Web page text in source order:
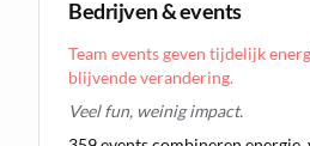
Bedrijven & events
Team events geven tijdelijk
blijvende verandering.
Veel fun, weinig impact.